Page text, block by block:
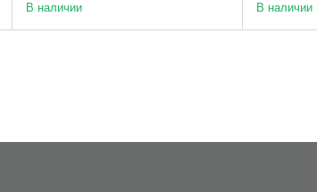
В наличии В наличии